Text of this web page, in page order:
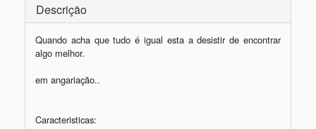
Descrição
Quando acha que tudo é igual esta a desistir de encontrar
algo melhor.
em angariação..
Caracteristicas: